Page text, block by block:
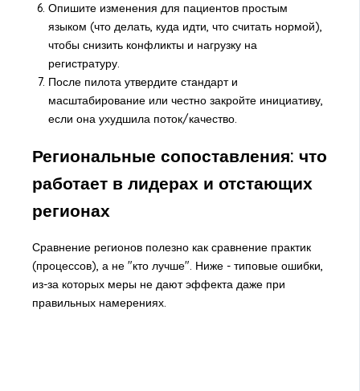
Опишите изменения для пациентов простым
языком (что делать, куда идти, что считать нормой),
чтобы снизить конфликты и нагрузку на
регистратуру.
После пилота утвердите стандарт и
масштабирование или честно закройте инициативу,
если она ухудшила поток/качество.
Региональные сопоставления: что
работает в лидерах и отстающих
регионах
Сравнение регионов полезно как сравнение практик
(процессов), а не "кто лучше". Ниже - типовые ошибки,
из-за которых меры не дают эффекта даже при
правильных намерениях.